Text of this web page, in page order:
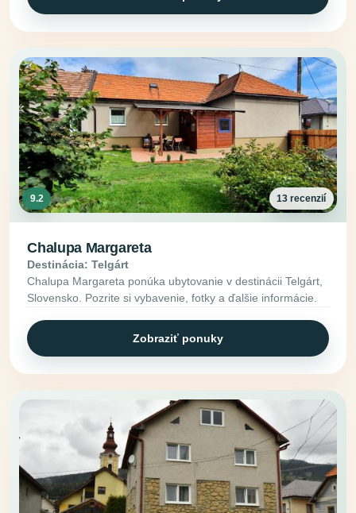
9.2 13 recenzií
Chalupa Margareta
Destinácia: Telgárt
Chalupa Margareta ponúka ubytovanie v destinácii Telgárt,
Slovensko. Pozrite si vybavenie, fotky a ďalšie informácie.
Zobraziť ponuky